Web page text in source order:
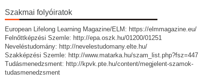
Szakmai folyóiratok
European Lifelong Learning Magazine/ELM: https://elmmagazine.eu/
Felnőttképzési Szemle: http://epa.oszk.hu/01200/01251
Neveléstudomány: http://nevelestudomany.elte.hu/
Szakképzési Szemle: http://www.matarka.hu/szam_list.php?fsz=447
Tudásmenedzsment: http://kpvk.pte.hu/content/megjelent-szamok-
tudasmenedzsment